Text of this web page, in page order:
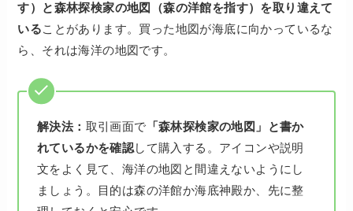
す）と森林探検家の地図（森の洋館を指す）を取り違えて
いることがあります。買った地図が海底に向かっているな
ら、それは海洋の地図です。
解決法： 取引画面で 「森林探検家の地図」と書か
れているかを確認して購入する。アイコンや説明
文をよく見て、海洋の地図と間違えないようにし
ましょう。目的は森の洋館か海底神殿か、先に整